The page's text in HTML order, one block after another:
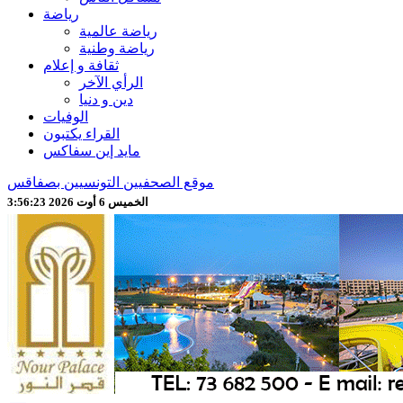
رياضة
رياضة عالمية
رياضة وطنية
ثقافة و إعلام
الرأي الآخر
دين و دنيا
الوفيات
القراء يكتبون
مايد إين سفاكس
موقع الصحفيين التونسيين بصفاقس
الخميس 6 أوت 2026 3:56:25